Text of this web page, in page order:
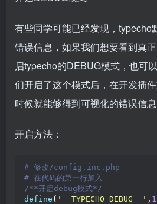
有些同学可能已经发现，typecho
错误信息，如果我们想要看到真
启typecho的DEBUG模式，也可
们开启了这个模式后，在开发插
时候就能够得到可视化的错误信息
开启方法：
# 修改/config.inc.php
# 在代码的第一行加入
/**开启debug模式*/
define ( '__TYPECHO_DEBUG__' , 1